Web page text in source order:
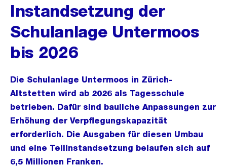
Instandsetzung der
Schulanlage Untermoos
bis 2026
Die Schulanlage Untermoos in Zürich-
Altstetten wird ab 2026 als Tagesschule
betrieben. Dafür sind bauliche Anpassungen zur
Erhöhung der Verpflegungskapazität
erforderlich. Die Ausgaben für diesen Umbau
und eine Teilinstandsetzung belaufen sich auf
6,5 Millionen Franken.